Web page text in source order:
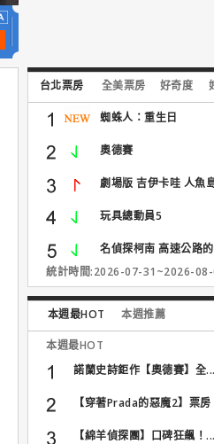
台北票房 全美票房 好奇度
蜘蛛人：重生日
奧德賽
劇場版 吉伊卡哇 人魚
玩具總動員5
名偵探柯南 高速公路
統計時間:2026-07-31~2026-
本週最HOT 本週推薦
本週最HOT
諾蘭史詩鉅作【奧德賽】全...
【穿著Prada的惡魔2】票房
【綿羊偵探團】口碑狂飆！...